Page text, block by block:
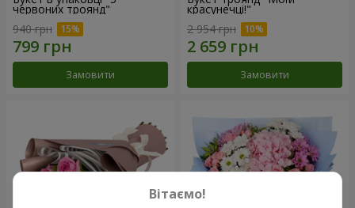
червоних троянд"
940 грн
Замовити
красунечці!"
2 954 грн
Замовити
Вітаємо!